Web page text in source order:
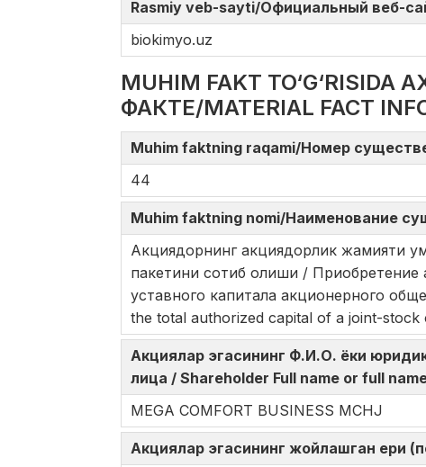
Rasmiy veb-sayti/Официальный веб-
biokimyo.uz
MUHIM FAKT
ФАКТЕ/MATERIAL FACT
Muhim faktning raqami/Номер
44
Muhim faktning nomi/Наименование
Акциядорнинг акциядорлик жамияти
пакетини сотиб олиши /
уставного капитала акционерного
the total authorized capital of a joint-stock
Акциялар эгасининг Ф.И.О. ёки
лица / Shareholder Full name or full
MEGA COMFORT BUSINESS MCHJ
Акциялар эгасининг жойлашган ери